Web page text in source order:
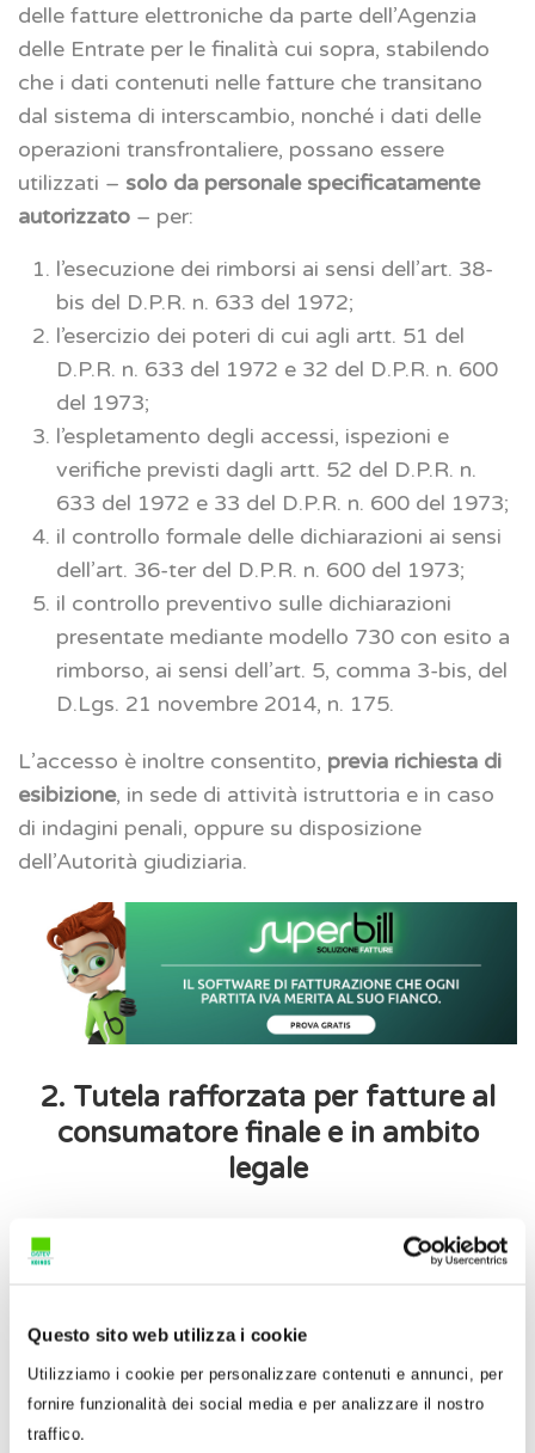
Questo sito web utilizza i cookie
Utilizziamo i cookie per personalizzare contenuti e annunci, per
fornire funzionalità dei social media e per analizzare il nostro
traffico.
delle fatture elettroniche da parte dell’Agenzia
delle Entrate per le finalità cui sopra, stabilendo
che i dati contenuti nelle fatture che transitano
dal sistema di interscambio, nonché i dati delle
operazioni transfrontaliere, possano essere
utilizzati – solo da personale specificatamente
autorizzato – per:
l’esecuzione dei rimborsi ai sensi dell’art. 38-
bis del D.P.R. n. 633 del 1972;
l’esercizio dei poteri di cui agli artt. 51 del
D.P.R. n. 633 del 1972 e 32 del D.P.R. n. 600
del 1973;
l’espletamento degli accessi, ispezioni e
verifiche previsti dagli artt. 52 del D.P.R. n.
633 del 1972 e 33 del D.P.R. n. 600 del 1973;
il controllo formale delle dichiarazioni ai sensi
dell’art. 36-ter del D.P.R. n. 600 del 1973;
il controllo preventivo sulle dichiarazioni
presentate mediante modello 730 con esito a
rimborso, ai sensi dell’art. 5, comma 3-bis, del
D.Lgs. 21 novembre 2014, n. 175.
L’accesso è inoltre consentito, previa richiesta di
esibizione, in sede di attività istruttoria e in caso
di indagini penali, oppure su disposizione
dell’Autorità giudiziaria.
2. Tutela rafforzata per fatture al
consumatore finale e in ambito
legale
previste per:
con riferimento alle quali non viene
memorizzata la descrizione dettagliata della
cessione o prestazione resa.